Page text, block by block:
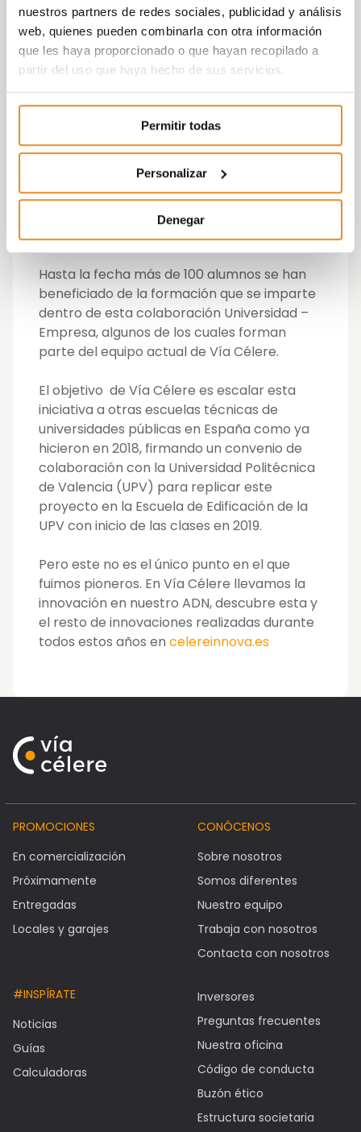
nuestros partners de redes sociales, publicidad y análisis
web, quienes pueden combinarla con otra información
que les haya proporcionado o que hayan recopilado a
partir del uso que haya hecho de sus servicios.
Permitir todas
Personalizar
Denegar
En colaboración con la Universidad
Politécnica de Madrid (UPM) en 2015 se puso
en marcha la iniciativa Aula Innovación Vía
Célere orientada a alumnos de la Escuela
Técnica Superior de Edificación. El objetivo
es potenciar y concienciar sobre la
construcción inmobiliaria con formación en
materias como BIM, Lean Construction e
Industrialización y con un componente
práctico mediante la visita a promociones
de Vía Célere.
Hasta la fecha más de 100 alumnos se han
beneficiado de la formación que se imparte
dentro de esta colaboración Universidad –
Empresa, algunos de los cuales forman
parte del equipo actual de Vía Célere.
El objetivo de Vía Célere es escalar esta
iniciativa a otras escuelas técnicas de
universidades públicas en España como ya
hicieron en 2018, firmando un convenio de
colaboración con la Universidad Politécnica
de Valencia (UPV) para replicar este
proyecto en la Escuela de Edificación de la
UPV con inicio de las clases en 2019.
Pero este no es el único punto en el que
fuimos pioneros. En Vía Célere llevamos la
innovación en nuestro ADN, descubre esta y
el resto de innovaciones realizadas durante
todos estos años en celereinnova.es
PROMOCIONES
En comercialización
Próximamente
Entregadas
Locales y garajes
CONÓCENOS
Sobre nosotros
Somos diferentes
Nuestro equipo
Trabaja con nosotros
Contacta con nosotros
#INSPÍRATE
Noticias
Guías
Calculadoras
Inversores
Preguntas frecuentes
Nuestra oficina
Código de conducta
Buzón ético
Estructura societaria